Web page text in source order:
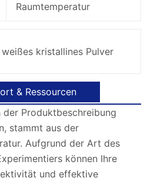
Raumtemperatur
weißes kristallines Pulver
& Ressourcen
Produktbeschreibung
stammt aus der
Aufgrund der Art des
können Ihre
und effektive